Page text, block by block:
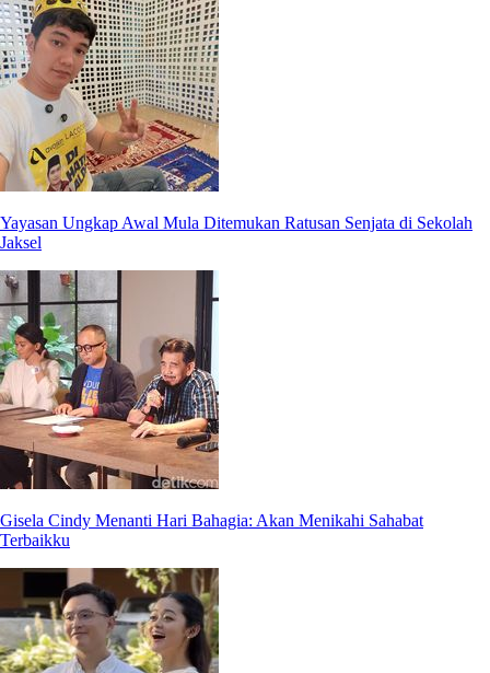
Yayasan Ungkap Awal Mula Ditemukan Ratusan Senjata di Sekolah
Jaksel
Gisela Cindy Menanti Hari Bahagia: Akan Menikahi Sahabat
Terbaikku